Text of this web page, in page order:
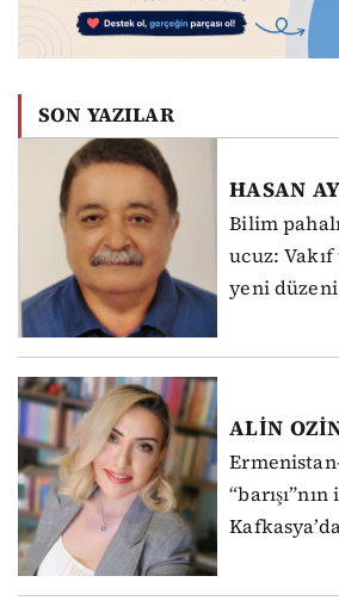
SON YAZILAR
HASAN
Bilim
ucuz:
yeni düzeni
ALİN